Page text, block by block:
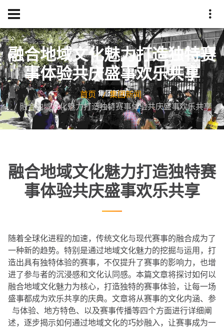
融合地域文化魅力打造独特赛
事体验共庆盛事欢乐共享
首页
集团新闻
融合地域文化魅力打造独特赛事体验共庆盛事欢乐共享
融合地域文化魅力打造独特赛
事体验共庆盛事欢乐共享
随着全球化进程的加速，传统文化与现代赛事的融合成为了
一种新的趋势。特别是通过地域文化魅力的挖掘与运用，打
造出具有独特体验的赛事，不仅提升了赛事的影响力，也增
进了参与者的沉浸感和文化认同感。本篇文章将探讨如何以
融合地域文化魅力为核心，打造独特的赛事体验，让每一场
盛事都成为欢乐共享的庆典。文章将从赛事的文化内涵、参
与体验、地方特色、以及赛事传播等四个方面进行详细阐
述，逐步揭示如何通过地域文化的巧妙融入，让赛事成为一